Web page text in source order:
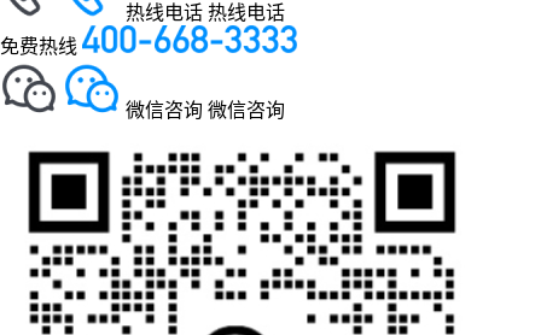
热线电话 热线电话
免费热线
微信咨询 微信咨询